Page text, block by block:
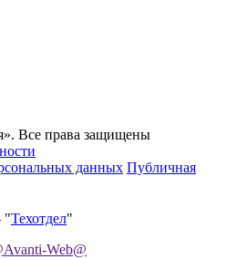
Все права защищены
данных Публичная
"Техотдел"
Web@